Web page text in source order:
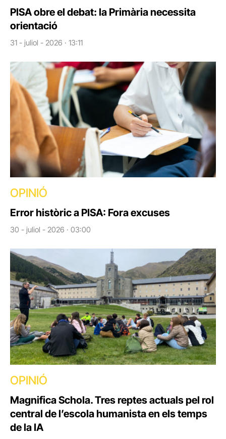
PISA obre el debat: la Primària necessita
orientació
31 - juliol - 2026 · 13:11
OPINIÓ
Error històric a PISA: Fora excuses
30 - juliol - 2026 · 03:00
OPINIÓ
Magnifica Schola. Tres reptes actuals pel rol
central de l’escola humanista en els temps
de la IA